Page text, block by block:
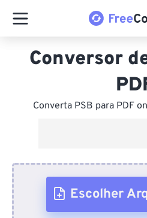
Conversor
Converta PSB para PDF
Escolher